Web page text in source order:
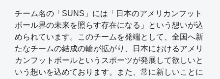
チーム名の「SUNS」には「日本のアメリカンフット
ボール界の未来を照らす存在になる」という想いが込
められています。このチームを発端として、全国へ新
たなチームの結成の輪が拡がり、日本におけるアメリ
カンフットボールというスポーツが発展して欲しいと
いう想いを込めております。また、常に新しいことに